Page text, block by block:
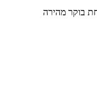
בוקר מהירה